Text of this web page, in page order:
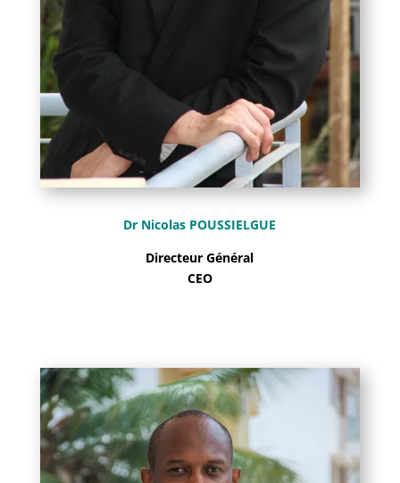
Dr Nicolas POUSSIELGUE
Directeur Général
CEO